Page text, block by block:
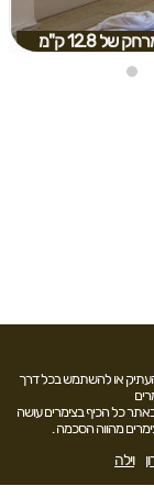
של 12.8 ק"מ
להעתיק או להשתמש בכל דרך
כל הכיף בצימרים עושה
מהווה הסכמה .
וילה